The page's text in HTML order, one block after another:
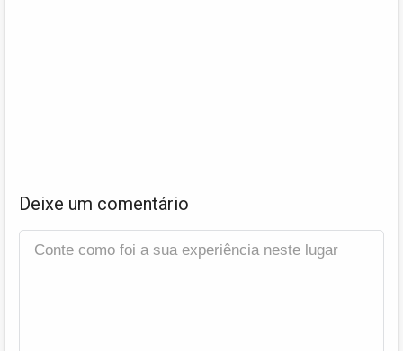
Deixe um comentário